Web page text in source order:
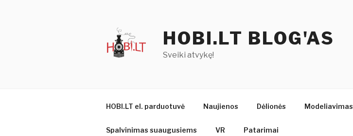
HOBI.LT BLOG'AS
Sveiki atvykę!
HOBI.LT el. parduotuvė Naujienos Dėlionės Modeliavimas
Spalvinimas suaugusiems VR Patarimai